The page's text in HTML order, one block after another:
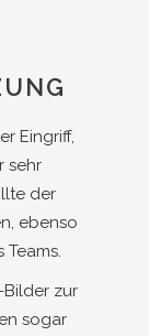
Eingriff,
sehr
der
ebenso
zur
sogar